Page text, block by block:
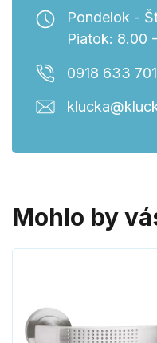
Pondelok -
Piatok: 8.00
0918 633 701
Mohlo by